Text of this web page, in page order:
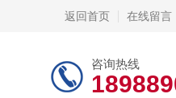
返回首页 在线留言
咨询热线